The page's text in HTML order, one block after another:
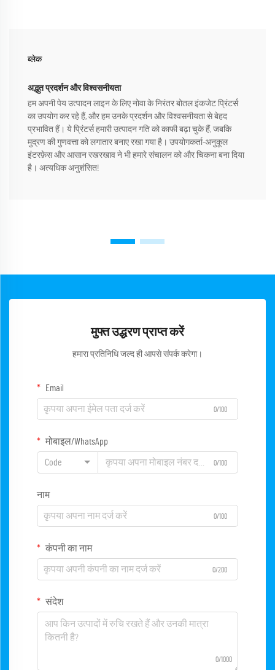
ब्लेक
अद्भुत प्रदर्शन और विश्वसनीयता
हम अपनी पेय उत्पादन लाइन के लिए नोवा के निरंतर बोतल इंकजेट प्रिंटर्स
का उपयोग कर रहे हैं, और हम उनके प्रदर्शन और विश्वसनीयता से बेहद
प्रभावित हैं। ये प्रिंटर्स हमारी उत्पादन गति को काफी बढ़ा चुके हैं, जबकि
मुद्रण की गुणवत्ता को लगातार बनाए रखा गया है। उपयोगकर्ता-अनुकूल
इंटरफ़ेस और आसान रखरखाव ने भी हमारे संचालन को और चिकना बना दिया
है। अत्यधिक अनुशंसित!
मुफ्त उद्धरण प्राप्त करें
हमारा प्रतिनिधि जल्द ही आपसे संपर्क करेगा।
Email
0/100
मोबाइल/WhatsApp
Code 0/100
नाम
0/100
कंपनी का नाम
0/200
संदेश
0/1000